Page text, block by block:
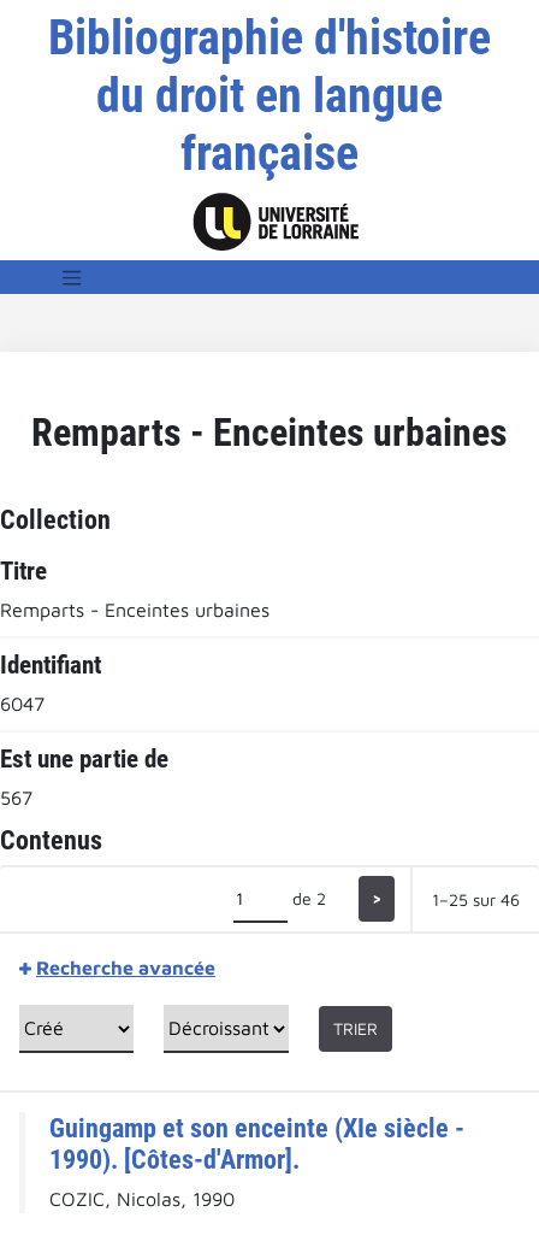
Bibliographie d'histoire
du droit en langue
française
Remparts - Enceintes urbaines
Collection
Titre
Remparts - Enceintes urbaines
Identifiant
6047
Est une partie de
567
Contenus
de 2 > 1–25 sur 46
Recherche avancée
TRIER
Guingamp et son enceinte (XIe siècle -
1990). [Côtes-d'Armor].
COZIC, Nicolas, 1990